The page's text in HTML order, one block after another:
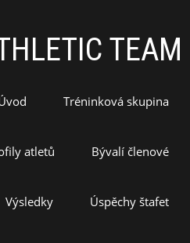
TEAM
Tréninková skupina
atletů Bývalí členové
Výsledky Úspěchy štafet